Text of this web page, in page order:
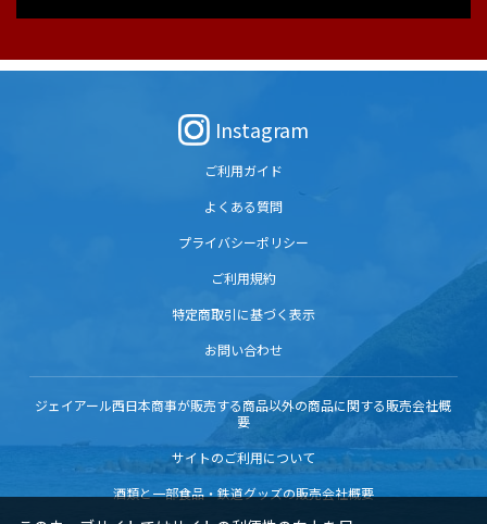
Instagram
ご利用ガイド
よくある質問
プライバシーポリシー
ご利用規約
特定商取引に基づく表示
お問い合わせ
ジェイアール西日本商事が販売する商品以外の商品に関する販売会社概
要
サイトのご利用について
酒類と一部食品・鉄道グッズの販売会社概要